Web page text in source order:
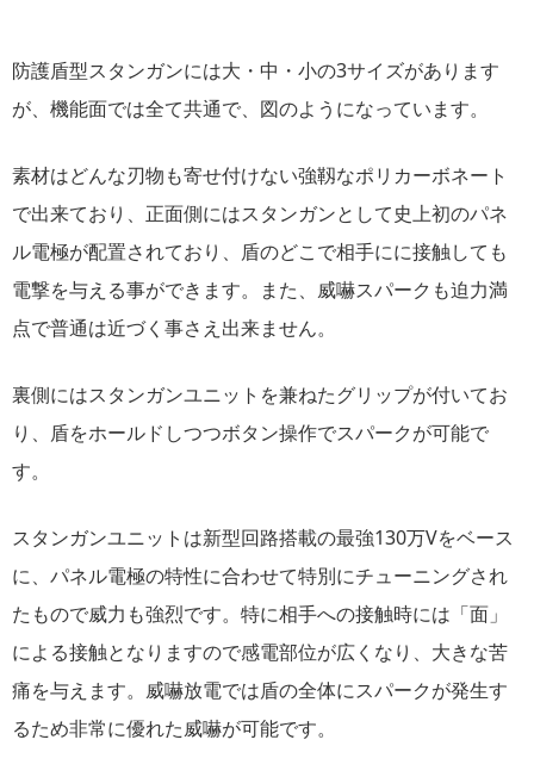
防護盾型スタンガンには大・中・小の3サイズがあります
が、機能面では全て共通で、図のようになっています。
素材はどんな刃物も寄せ付けない強靱なポリカーボネート
で出来ており、正面側にはスタンガンとして史上初のパネ
ル電極が配置されており、盾のどこで相手にに接触しても
電撃を与える事ができます。また、威嚇スパークも迫力満
点で普通は近づく事さえ出来ません。
裏側にはスタンガンユニットを兼ねたグリップが付いてお
り、盾をホールドしつつボタン操作でスパークが可能で
す。
スタンガンユニットは新型回路搭載の最強130万Vをベース
に、パネル電極の特性に合わせて特別にチューニングされ
たもので威力も強烈です。特に相手への接触時には「面」
による接触となりますので感電部位が広くなり、大きな苦
痛を与えます。威嚇放電では盾の全体にスパークが発生す
るため非常に優れた威嚇が可能です。